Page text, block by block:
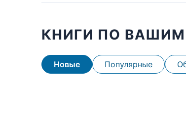
КНИГИ ПО
Новые Популярные